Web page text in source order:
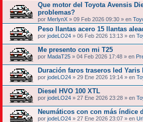
Que motor del Toyota Avensis
problemas?
por MerlynX » 09 Feb 2026 09:30 » en
Peso llantas acero 15 llantas
por jodeLO24 » 06 Feb 2026 13:13 » en
Me presento con mi T25
por MadaT25 » 04 Feb 2026 17:48 » en
Duración faros traseros led Yaris
por jodeLO24 » 29 Ene 2026 19:14 » en
Diesel HVO 100 XTL
por jodeLO24 » 27 Ene 2026 23:28 » en
Neumáticos con con más índice
por jodeLO24 » 27 Ene 2026 23:07 » en